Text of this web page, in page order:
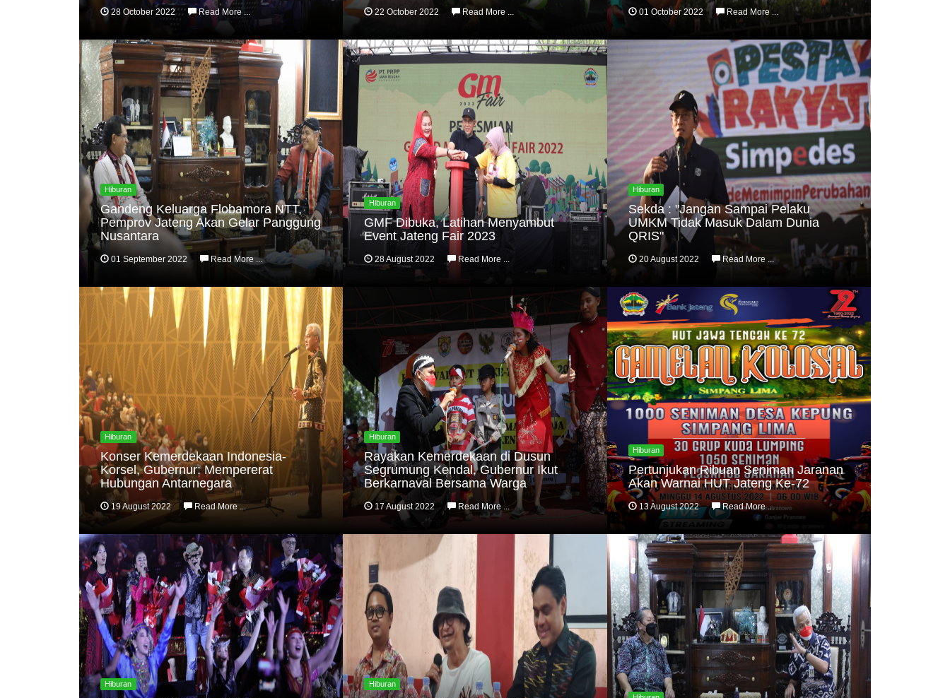
28 October 2022 Read More ... 22 October 2022 Read More ... 01 October 2022 Read More ...
Hiburan
Gandeng Keluarga Flobamora NTT,
Pemprov Jateng Akan Gelar Panggung
Nusantara
01 September 2022 Read More ...
Hiburan
GMF Dibuka, Latihan Menyambut
Event Jateng Fair 2023
28 August 2022 Read More ...
Hiburan
Sekda : "Jangan Sampai Pelaku
UMKM Tidak Masuk Dalam Dunia
QRIS"
20 August 2022 Read More ...
Hiburan
Konser Kemerdekaan Indonesia-
Korsel, Gubernur: Mempererat
Hubungan Antarnegara
19 August 2022 Read More ...
Hiburan
Rayakan Kemerdekaan di Dusun
Segrumung Kendal, Gubernur Ikut
Berkarnaval Bersama Warga
17 August 2022 Read More ...
Hiburan
Pertunjukan Ribuan Seniman Jaranan
Akan Warnai HUT Jateng Ke-72
13 August 2022 Read More ...
Hiburan Hiburan